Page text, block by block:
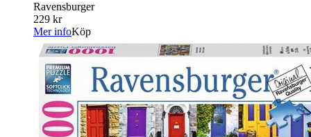
Ravensburger
229 kr
Mer infoKöp